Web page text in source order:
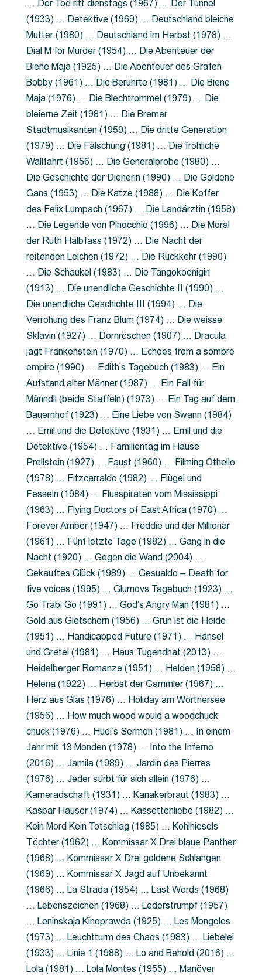
… Der Tod ritt dienstags (1967) … Der Tunnel
(1933) … Detektive (1969) … Deutschland bleiche
Mutter (1980) … Deutschland im Herbst (1978) …
Dial M for Murder (1954) … Die Abenteuer der
Biene Maja (1925) … Die Abenteuer des Grafen
Bobby (1961) … Die Berührte (1981) … Die Biene
Maja (1976) … Die Blechtrommel (1979) … Die
bleierne Zeit (1981) … Die Bremer
Stadtmusikanten (1959) … Die dritte Generation
(1979) … Die Fälschung (1981) … Die fröhliche
Wallfahrt (1956) … Die Generalprobe (1980) …
Die Geschichte der Dienerin (1990) … Die Goldene
Gans (1953) … Die Katze (1988) … Die Koffer
des Felix Lumpach (1967) … Die Landärztin (1958)
… Die Legende von Pinocchio (1996) … Die Moral
der Ruth Halbfass (1972) … Die Nacht der
reitenden Leichen (1972) … Die Rückkehr (1990)
… Die Schaukel (1983) … Die Tangokoenigin
(1913) … Die unendliche Geschichte II (1990) …
Die unendliche Geschichte III (1994) … Die
Verrohung des Franz Blum (1974) … Die weisse
Sklavin (1927) … Dornröschen (1907) … Dracula
jagt Frankenstein (1970) … Echoes from a sombre
empire (1990) … Edith’s Tagebuch (1983) … Ein
Aufstand alter Männer (1987) … Ein Fall für
Männdli (beide Staffeln) (1973) … Ein Tag auf dem
Bauernhof (1923) … Eine Liebe von Swann (1984)
… Emil und die Detektive (1931) … Emil und die
Detektive (1954) … Familientag im Hause
Prellstein (1927) … Faust (1960) … Filming Othello
(1978) … Fitzcarraldo (1982) … Flügel und
Fesseln (1984) … Flusspiraten vom Mississippi
(1963) … Flying Doctors of East Africa (1970) …
Forever Amber (1947) … Freddie und der Millionär
(1961) … Fünf letzte Tage (1982) … Gang in die
Nacht (1920) … Gegen die Wand (2004) …
Gekauftes Glück (1989) … Gesualdo – Death for
five voices (1995) … Glumovs Tagebuch (1923) …
Go Trabi Go (1991) … God’s Angry Man (1981) …
Gold aus Gletschern (1956) … Grün ist die Heide
(1951) … Handicapped Future (1971) … Hänsel
und Gretel (1981) … Haus Tugendhat (2013) …
Heidelberger Romanze (1951) … Helden (1958) …
Helena (1922) … Herbst der Gammler (1967) …
Herz aus Glas (1976) … Holiday am Wörthersee
(1956) … How much wood would a woodchuck
chuck (1976) … Huei’s Sermon (1981) … In einem
Jahr mit 13 Monden (1978) … Into the Inferno
(2016) … Jamila (1989) … Jardin des Pierres
(1976) … Jeder stirbt für sich allein (1976) …
Kameradschaft (1931) … Kanakerbraut (1983) …
Kaspar Hauser (1974) … Kassettenliebe (1982) …
Kein Mord Kein Totschlag (1985) … Kohlhiesels
Töchter (1962) … Kommissar X Drei blaue Panther
(1968) … Kommissar X Drei goldene Schlangen
(1969) … Kommissar X Jagd auf Unbekannt
(1966) … La Strada (1954) … Last Words (1968)
… Lebenszeichen (1968) … Lederstrumpf (1957)
… Leninskaja Kinoprawda (1925) … Les Mongoles
(1973) … Leuchtturm des Chaos (1983) … Liebelei
(1933) … Linie 1 (1988) … Lo and Behold (2016) …
Lola (1981) … Lola Montes (1955) … Manöver